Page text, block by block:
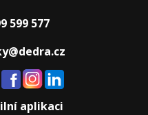
599 577
aplikaci